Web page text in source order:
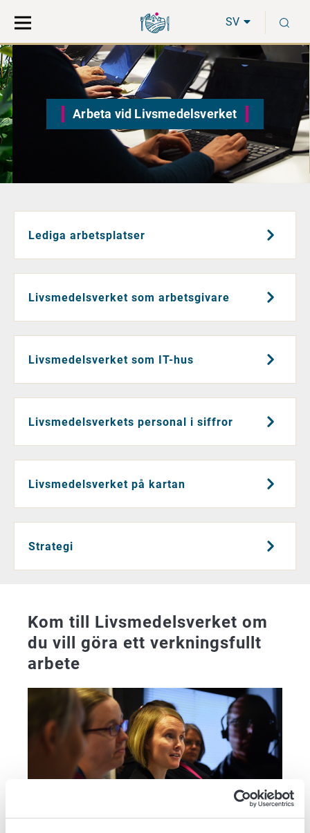
direkt
till
innehåll
på
hela
webbplatsen
SV
Arbeta vid Livsmedelsverket
Lediga arbetsplatser
Livsmedelsverket som arbetsgivare
Livsmedelsverket som IT-hus
Livsmedelsverkets personal i siffror
Livsmedelsverket på kartan
Strategi
Kom till Livsmedelsverket om
du vill göra ett verkningsfullt
arbete